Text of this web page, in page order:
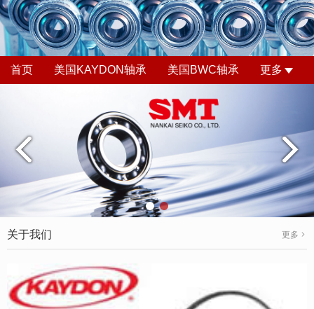
首页 美国KAYDON轴承 美国BWC轴承 更多
关于我们 更多